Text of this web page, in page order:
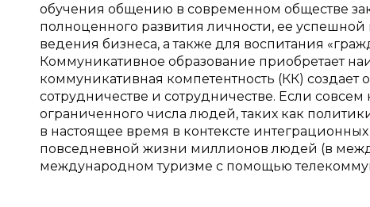
обучения общению в современном обществе
полноценного развития личности, ее
ведения бизнеса, а также для воспитания
Коммуникативное образование приобретает
коммуникативная компетентность (КК)
сотрудничестве и сотрудничестве. Если
ограниченного числа людей, таких как
в настоящее время в контексте
повседневной жизни миллионов людей (в
международном туризме с помощью